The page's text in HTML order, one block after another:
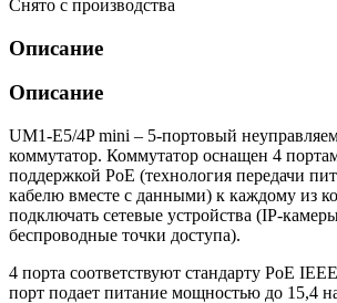
Снято с производства
Описание
Описание
UM1-E5/4P mini – 5-портовый
коммутатор. Коммутатор оснащен 4
поддержкой PoE (технология передачи
кабелю вместе с данными) к каждому из
подключать сетевые устройства (IP-
беспроводные точки доступа).
4 порта соответствуют стандарту PoE
порт подает питание мощностью до 15,4